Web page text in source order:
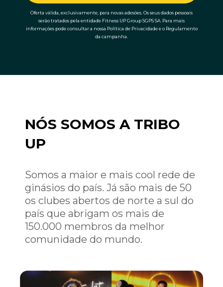
Oferta válida, exclusivamente, para novas adesões. Os seus dados pessoais
serão tratados pela entidade Fitness UP Group SGPS SA. Para mais
informações pode consultar a nossa Política de Privacidade e o Regulamento
da campanha.
NÓS SOMOS A TRIBO
UP
Somos a maior e mais cool rede de
ginásios do país. Já são mais de 50
os clubes abertos de norte a sul do
país que abrigam os mais de
150.000 membros da melhor
comunidade do mundo.